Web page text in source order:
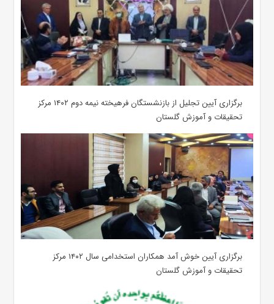
برگزاری آیین تجلیل از بازنشستگان فرهیخته نیمه دوم ۱۴۰۲ مرکز
تحقیقات و آموزش گلستان
برگزاری آیین خوش آمد همکاران استخدامی سال ۱۴۰۲ مرکز
تحقیقات و آموزش گلستان